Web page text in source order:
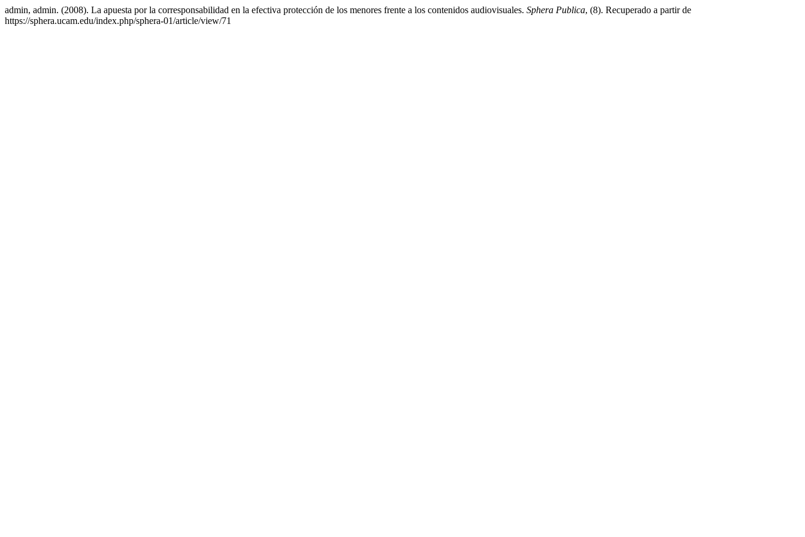
admin, admin. (2008). La apuesta por la corresponsabilidad en la efectiva protección de los menores frente a los contenidos audiovisuales. Sphera Publica, (8). Recuperado a partir de
https://sphera.ucam.edu/index.php/sphera-01/article/view/71